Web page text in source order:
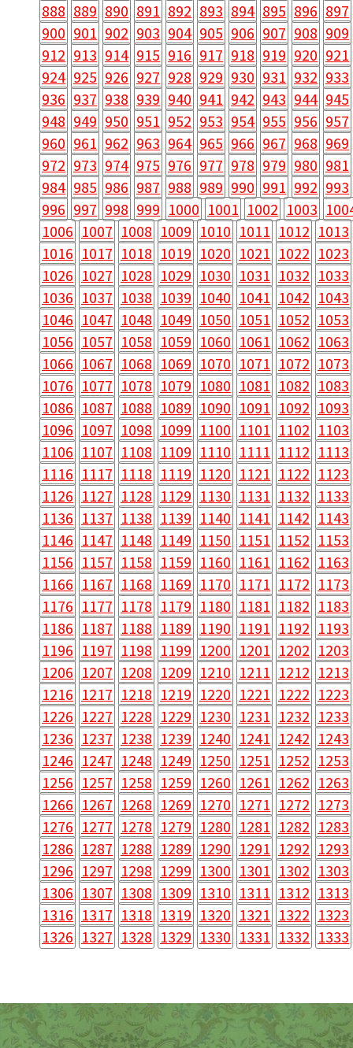
888 889 890 891 892 893 894 895 896 897
900 901 902 903 904 905 906 907 908 909
912 913 914 915 916 917 918 919 920 921
924 925 926 927 928 929 930 931 932 933
936 937 938 939 940 941 942 943 944 945
948 949 950 951 952 953 954 955 956 957
960 961 962 963 964 965 966 967 968 969
972 973 974 975 976 977 978 979 980 981
984 985 986 987 988 989 990 991 992 993
996 997 998 999 1000 1001 1002 1003
1006 1007 1008 1009 1010 1011 1012 1013
1016 1017 1018 1019 1020 1021 1022 1023
1026 1027 1028 1029 1030 1031 1032 1033
1036 1037 1038 1039 1040 1041 1042 1043
1046 1047 1048 1049 1050 1051 1052 1053
1056 1057 1058 1059 1060 1061 1062 1063
1066 1067 1068 1069 1070 1071 1072 1073
1076 1077 1078 1079 1080 1081 1082 1083
1086 1087 1088 1089 1090 1091 1092 1093
1096 1097 1098 1099 1100 1101 1102 1103
1106 1107 1108 1109 1110 1111 1112 1113
1116 1117 1118 1119 1120 1121 1122 1123
1126 1127 1128 1129 1130 1131 1132 1133
1136 1137 1138 1139 1140 1141 1142 1143
1146 1147 1148 1149 1150 1151 1152 1153
1156 1157 1158 1159 1160 1161 1162 1163
1166 1167 1168 1169 1170 1171 1172 1173
1176 1177 1178 1179 1180 1181 1182 1183
1186 1187 1188 1189 1190 1191 1192 1193
1196 1197 1198 1199 1200 1201 1202 1203
1206 1207 1208 1209 1210 1211 1212 1213
1216 1217 1218 1219 1220 1221 1222 1223
1226 1227 1228 1229 1230 1231 1232 1233
1236 1237 1238 1239 1240 1241 1242 1243
1246 1247 1248 1249 1250 1251 1252 1253
1256 1257 1258 1259 1260 1261 1262 1263
1266 1267 1268 1269 1270 1271 1272 1273
1276 1277 1278 1279 1280 1281 1282 1283
1286 1287 1288 1289 1290 1291 1292 1293
1296 1297 1298 1299 1300 1301 1302 1303
1306 1307 1308 1309 1310 1311 1312 1313
1316 1317 1318 1319 1320 1321 1322 1323
1326 1327 1328 1329 1330 1331 1332 1333